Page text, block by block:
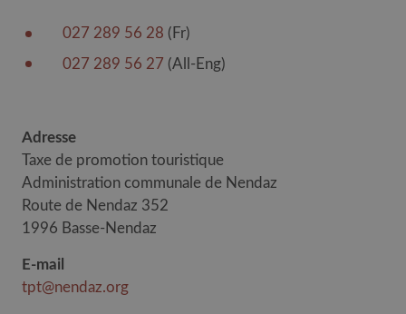
027 289 56 28 (Fr)
027 289 56 27 (All-Eng)
Adresse
Taxe de promotion touristique
Administration communale de Nendaz
Route de Nendaz 352
1996 Basse-Nendaz
E-mail
tpt@nendaz.org